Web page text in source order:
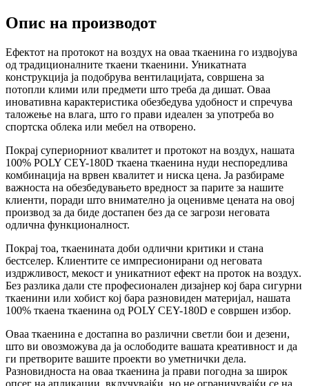
Опис на производот
Ефектот на протокот на воздух на оваа ткаенина го издвојува
од традиционалните ткаени ткаенини. Уникатната
конструкција ја подобрува вентилацијата, совршена за
потопли клими или предмети што треба да дишат. Оваа
иновативна карактеристика обезбедува удобност и спречува
таложење на влага, што го прави идеален за употреба во
спортска облека или мебел на отворено.
Покрај супериорниот квалитет и протокот на воздух, нашата
100% POLY CEY-180D ткаена ткаенина нуди неспоредлива
комбинација на врвен квалитет и ниска цена. Ја разбираме
важноста на обезбедувањето вредност за парите за нашите
клиенти, поради што внимателно ја оценивме цената на овој
производ за да биде достапен без да се загрози неговата
одлична функционалност.
Покрај тоа, ткаенината доби одлични критики и стана
бестселер. Клиентите се импресионирани од неговата
издржливост, мекост и уникатниот ефект на проток на воздух.
Без разлика дали сте професионален дизајнер кој бара сигурни
ткаенини или хобист кој бара разновиден материјал, нашата
100% ткаена ткаенина од POLY CEY-180D е совршен избор.
Оваа ткаенина е достапна во различни светли бои и дезени,
што ви овозможува да ја ослободите вашата креативност и да
ги претворите вашите проекти во уметнички дела.
Разновидноста на оваа ткаенина ја прави погодна за широк
опсег на апликации, вклучувајќи, но не ограничувајќи се на